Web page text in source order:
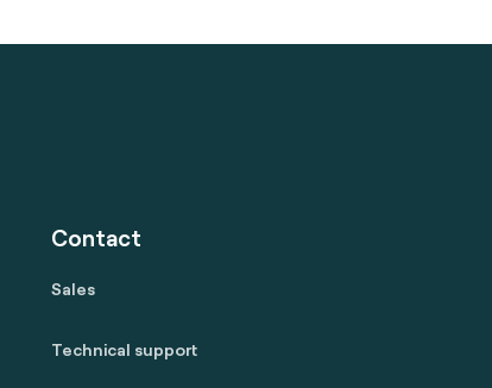
Contact
Sales
Technical support